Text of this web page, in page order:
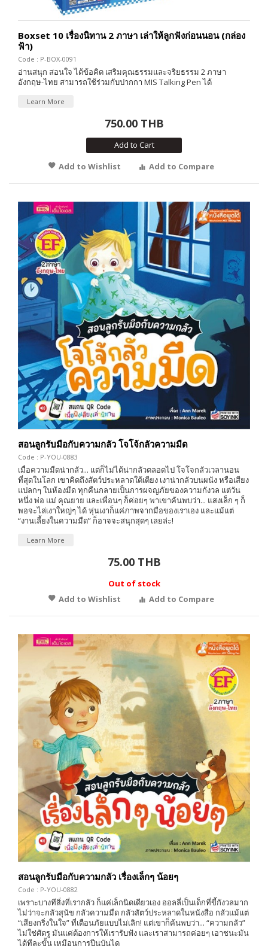
Boxset 10 เรื่องนิทาน 2 ภาษา เล่าให้ลูกฟังก่อนนอน (กล่อง
ฟ้า)
Code : P-BOX-0091
อ่านสนุก สอนใจ ได้ข้อคิด เสริมคุณธรรมและจริยธรรม 2 ภาษา
อังกฤษ-ไทย สามารถใช้ร่วมกับปากกา MIS Talking Pen ได้
Learn More
750.00 THB
Add to Cart
Add to Wishlist
Add to Compare
สอนลูกรับมือกับความกลัว โจโจ้กลัวความมืด
Code : P-YOU-0883
เมื่อความมืดน่ากลัว... แต่ก็ไม่ได้น่ากลัวตลอดไป โจโจกลัวเวลานอน
ที่สุดในโลก เขาคิดถึงสัตว์ประหลาดใต้เตียง เงาน่ากลัวบนผนัง หรือเสียง
แปลกๆ ในห้องมืด ทุกคืนกลายเป็นการผจญภัยของความกังวล แต่วัน
หนึ่ง พ่อ แม่ คุณยาย และเพื่อนๆ ก็ค่อยๆ พาเขาค้นพบว่า... แสงเล็ก ๆ ก็
พอจะไล่เงาใหญ่ๆ ได้ หุ่นเงาก็แค่ภาพจากมือของเราเอง และแม้แต่
“งานเลี้ยงในความมืด” ก็อาจจะสนุกสุดๆ เลยล่ะ!
Learn More
75.00 THB
Out of stock
Add to Wishlist
Add to Compare
สอนลูกรับมือกับความกลัว เรื่องเล็กๆ น้อยๆ
Code : P-YOU-0882
เพราะบางทีสิ่งที่เรากลัว ก็แค่เล็กนิดเดียวเอง ออลลี่เป็นเด็กที่ขี้กังวลมาก
ไม่ว่าจะกลัวสุนัข กลัวความมืด กลัวสัตว์ประหลาดในหนังสือ กลัวแม้แต่
“เสียงกริ่งในใจ” ที่เตือนภัยแบบไม่เลิก! แต่เขาก็ค้นพบว่า... “ความกลัว”
ไม่ใช่ศัตรู มันแค่ต้องการให้เรารับฟัง และเราสามารถค่อยๆ เอาชนะมัน
ได้ทีละขั้น เหมือนการปีนบันได